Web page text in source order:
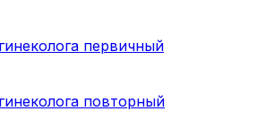
первичный
повторный